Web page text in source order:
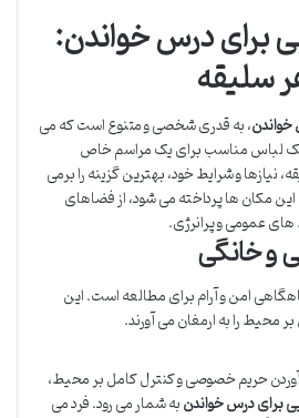
برای درس خواندن:
سلیقه
، به قدری شخصی و متنوع است که می
یک لباس مناسب برای یک مراسم خاص
نیازها و شرایط خود، بهترین گزینه را برمی
این مکان ها پرداخته می شود، از فضاهای
عمومی و پرانرژی.
خانگی
امن و آرام برای مطالعه است. این
محیط را به ارمغان می آورند.
حریم خصوصی و کنترل کامل بر محیط،
برای درس خواندنبه شمار می رود. فرد می